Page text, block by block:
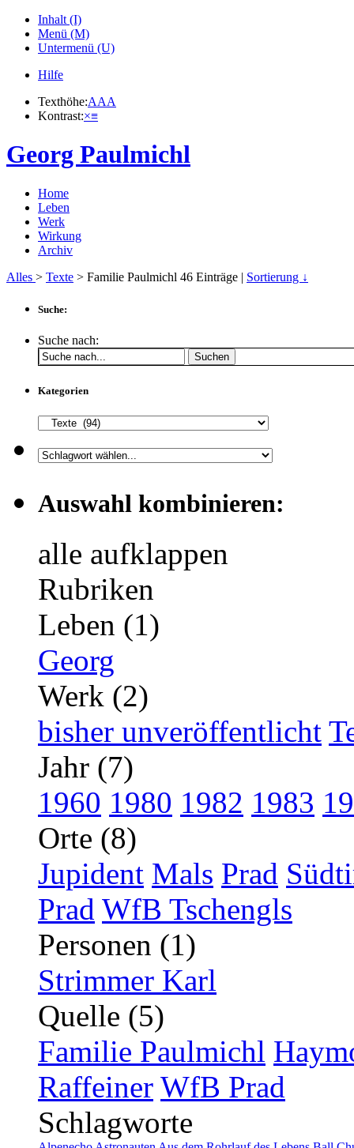
Inhalt (I)
Menü (M)
Untermenü (U)
Hilfe
Texthöhe:AAA
Kontrast:×≡
Georg Paulmichl
Home
Leben
Werk
Wirkung
Archiv
Alles > Texte > Familie Paulmichl 46 Einträge | Sortierung ↓
Suche:
Suche nach:
Suchen
Kategorien
Auswahl kombinieren:
alle aufklappen
Rubriken
Leben (1)
Georg
Werk (2)
bisher unveröffentlicht
Jahr (7)
1960 1980 1982 1983
Orte (8)
Jupident Mals Prad
Prad WfB Tschengls
Personen (1)
Strimmer Karl
Quelle (5)
Familie Paulmichl
Raffeiner WfB Prad
Schlagworte